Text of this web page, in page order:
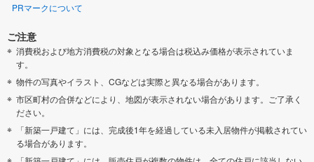
PRマークについて
ご注意
消費税および地方消費税の対象となる場合は税込み価格が表示されていま
す。
物件の写真やイラスト、CGなどは実際と異なる場合があります。
市区町村の合併などにより、地図が表示されない場合があります。ご了承く
ださい。
「新築一戸建て」には、完成後1年を経過している未入居物件が掲載されてい
る場合があります。